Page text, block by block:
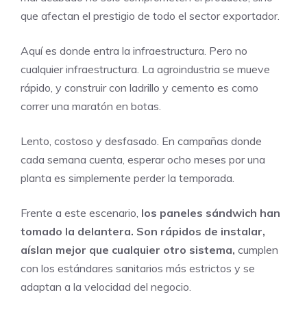
que afectan el prestigio de todo el sector exportador.
Aquí es donde entra la infraestructura. Pero no
cualquier infraestructura. La agroindustria se mueve
rápido, y construir con ladrillo y cemento es como
correr una maratón en botas.
Lento, costoso y desfasado. En campañas donde
cada semana cuenta, esperar ocho meses por una
planta es simplemente perder la temporada.
Frente a este escenario, los paneles sándwich han
tomado la delantera. Son rápidos de instalar,
aíslan mejor que cualquier otro sistema, cumplen
con los estándares sanitarios más estrictos y se
adaptan a la velocidad del negocio.